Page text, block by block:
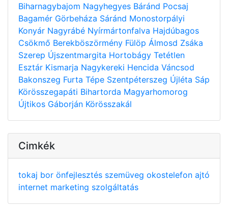
Biharnagybajom Nagyhegyes Báránd Pocsaj
Bagamér Görbeháza Sáránd Monostorpályi
Konyár Nagyrábé Nyírmártonfalva Hajdúbagos
Csökmő Berekböszörmény Fülöp Álmosd Zsáka
Szerep Újszentmargita Hortobágy Tetétlen
Esztár Kismarja Nagykereki Hencida Váncsod
Bakonszeg Furta Tépe Szentpéterszeg Újléta Sáp
Körösszegapáti Bihartorda Magyarhomorog
Újtikos Gáborján Körösszakál
Cimkék
tokaj bor önfejlesztés szemüveg okostelefon ajtó
internet marketing szolgáltatás